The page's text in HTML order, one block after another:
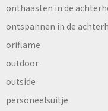
onthaasten in de
ontspannen in de
oriflame
outdoor
outside
personeelsuitje